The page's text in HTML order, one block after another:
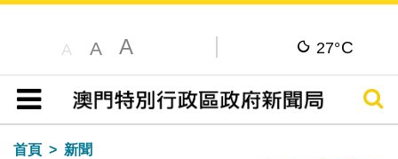
A A A 27°C
目錄
搜尋
首頁
新聞